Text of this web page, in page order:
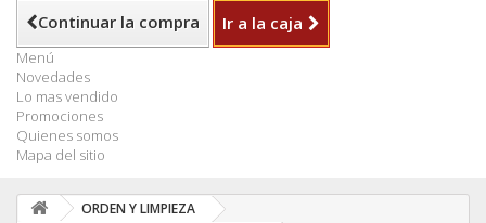
Continuar la compra Ir a la caja
Menú
Novedades
Lo mas vendido
Promociones
Quienes somos
Mapa del sitio
ORDEN Y LIMPIEZA